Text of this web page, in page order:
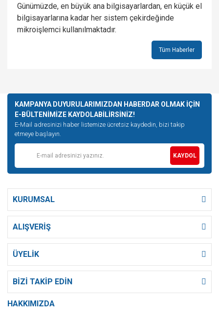
Günümüzde, en büyük ana bilgisayarlardan, en küçük el
bilgisayarlarına kadar her sistem çekirdeğinde
mikroişlemci kullanılmaktadır.
Tüm Haberler
KAMPANYA DUYURULARIMIZDAN HABERDAR OLMAK İÇİN
E-BÜLTENİMİZE KAYDOLABİLİRSİNİZ!
E-Mail adresinizi haber listemize ücretsiz kaydedin, bizi takip
etmeye başlayın.
KAYDOL
KURUMSAL
ALIŞVERİŞ
ÜYELİK
BİZİ TAKİP EDİN
HAKKIMIZDA